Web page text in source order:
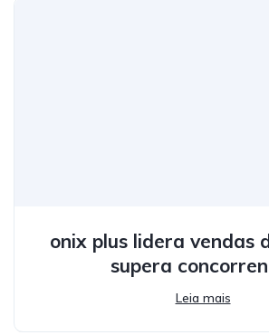
onix plus lidera vendas
supera
Leia mais